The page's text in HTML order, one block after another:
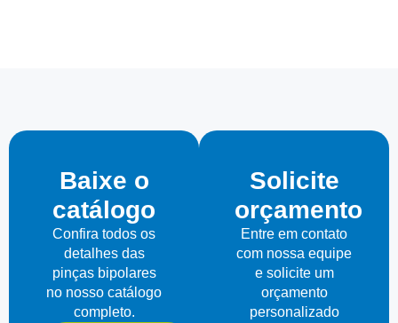
Baixe o
catálogo
Confira todos os
detalhes das
pinças bipolares
no nosso catálogo
completo.
Solicite
orçamento
Entre em contato
com nossa equipe
e solicite um
orçamento
personalizado